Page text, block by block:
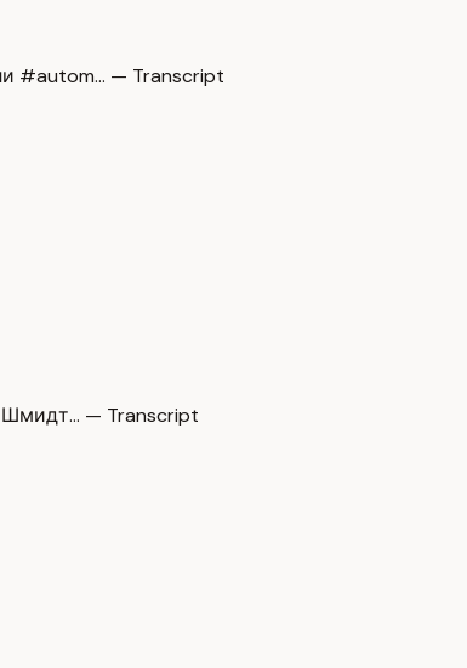
#autom… — Transcript
Шмидт… — Transcript